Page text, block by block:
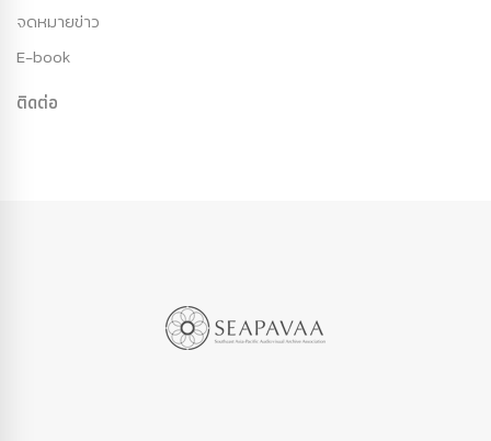
จดหมายข่าว
E-book
ติดต่อ